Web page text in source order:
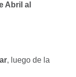
Abril al
, luego de la